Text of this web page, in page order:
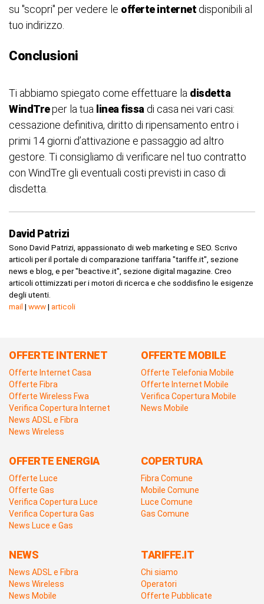
su "scopri" per vedere le offerte internet disponibili al
tuo indirizzo.
Conclusioni
Ti abbiamo spiegato come effettuare la disdetta
WindTreper la tua linea fissa di casa nei vari casi:
cessazione definitiva, diritto di ripensamento entro i
primi 14 giorni d’attivazione e passaggio ad altro
gestore. Ti consigliamo di verificare nel tuo contratto
con WindTre gli eventuali costi previsti in caso di
disdetta.
David Patrizi
Sono David Patrizi, appassionato di web marketing e SEO. Scrivo
articoli per il portale di comparazione tariffaria "tariffe.it", sezione
news e blog, e per "beactive.it", sezione digital magazine. Creo
articoli ottimizzati per i motori di ricerca e che soddisfino le esigenze
degli utenti.
mail | www| articoli
OFFERTE INTERNET
Offerte Internet Casa
Offerte Fibra
Offerte Wireless Fwa
Verifica Copertura Internet
News ADSL e Fibra
News Wireless
OFFERTE MOBILE
Offerte Telefonia Mobile
Offerte Internet Mobile
Verifica Copertura Mobile
News Mobile
OFFERTE ENERGIA
Offerte Luce
Offerte Gas
Verifica Copertura Luce
Verifica Copertura Gas
News Luce e Gas
COPERTURA
Fibra Comune
Mobile Comune
Luce Comune
Gas Comune
NEWS
News ADSL e Fibra
News Wireless
News Mobile
TARIFFE.IT
Chi siamo
Operatori
Offerte Pubblicate